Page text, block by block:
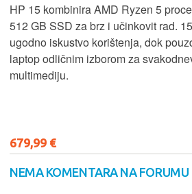
HP 15 kombinira AMD Ryzen 5
512 GB SSD za brz i učinkovit rad.
ugodno iskustvo korištenja, dok
laptop odličnim izborom za
multimediju.
679,99 €
NEMA KOMENTARA NA FORUMU